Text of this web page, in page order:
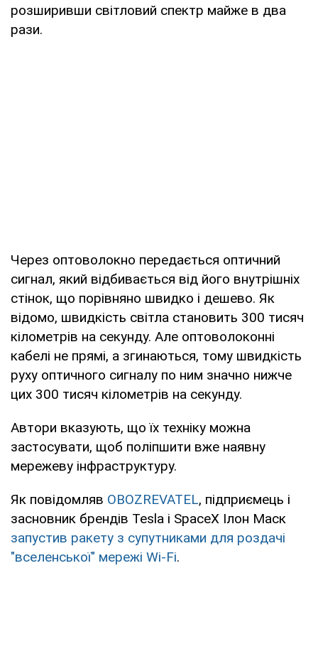
розширивши світловий спектр майже в два
рази.
Через оптоволокно передається оптичний
сигнал, який відбивається від його внутрішніх
стінок, що порівняно швидко і дешево. Як
відомо, швидкість світла становить 300 тисяч
кілометрів на секунду. Але оптоволоконні
кабелі не прямі, а згинаються, тому швидкість
руху оптичного сигналу по ним значно нижче
цих 300 тисяч кілометрів на секунду.
Автори вказують, що їх техніку можна
застосувати, щоб поліпшити вже наявну
мережеву інфраструктуру.
Як повідомляв OBOZREVATEL, підприємець і
засновник брендів Tesla і SpaceX Ілон Маск
запустив ракету з супутниками для роздачі
"вселенської" мережі Wi-Fi.